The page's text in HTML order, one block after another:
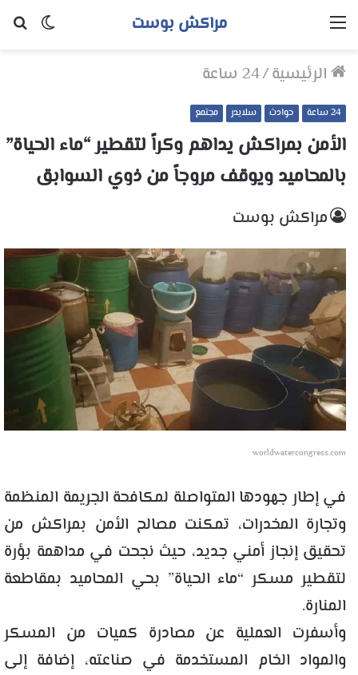
الوضع
مراكش بوست القائمة
الرئيسية/24 ساعة
24 ساعة حوادث سلايدر مجتمع
الأمن بمراكش يداهم وكراً لتقطير “ماء الحياة”
بالمحاميد ويوقف مروجاً من ذوي السوابق
مراكش بوست
worldwatercongress.com
في إطار جهودها المتواصلة لمكافحة الجريمة المنظمة
وتجارة المخدرات، تمكنت مصالح الأمن بمراكش من
تحقيق إنجاز أمني جديد، حيث نجحت في مداهمة بؤرة
لتقطير مسكر “ماء الحياة” بحي المحاميد بمقاطعة
المنارة.
وأسفرت العملية عن مصادرة كميات من المسكر
والمواد الخام المستخدمة في صناعته، إضافة إلى